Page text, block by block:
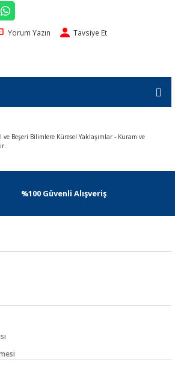
Yorum Yazın Tavsiye Et
ve Beşeri Bilimlere Küresel Yaklaşımlar - Kuram ve
%100 Güvenli Alışveriş